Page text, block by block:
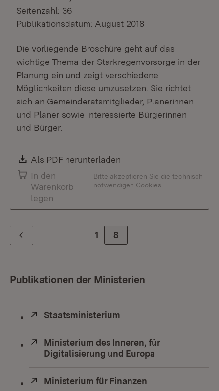
Seitenzahl: 36
Publikationsdatum: August 2018
Die vorliegende Broschüre geht auf das
wichtige Thema der Starkregenvorsorge in der
Planung ein und zeigt verschiedene
Möglichkeiten diese umzusetzen. Sie richtet
sich an Gemeinderatsmitglieder, Planerinnen
und Planer sowie interessierte Bürgerinnen
und Bürger.
Download:
Als PDF herunterladen
In den
Warenkorb
legen
Bitte akzeptieren Sie die technisch
notwendigen Cookies
Zurück 1 Zur Seite
8
Publikationen der Ministerien
Extern:
Staatsministerium
Extern:
Ministerium des Inneren, für
Digitalisierung und Europa
Extern:
Ministerium für Finanzen